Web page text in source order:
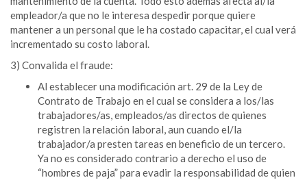
empleador/a que no le interesa despedir porque quiere
mantener a un personal que le ha costado capacitar, el cual verá
incrementado su costo laboral.
3) Convalida el fraude:
Al establecer una modificación art. 29 de la Ley de
Contrato de Trabajo en el cual se considera a los/las
trabajadores/as, empleados/as directos de quienes
registren la relación laboral, aun cuando el/la
trabajador/a presten tareas en beneficio de un tercero.
Ya no es considerado contrario a derecho el uso de
“hombres de paja” para evadir la responsabilidad de quien